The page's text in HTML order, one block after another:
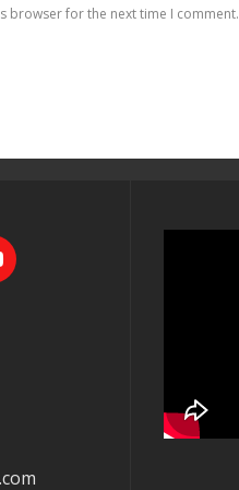
browser for the next time I comment.